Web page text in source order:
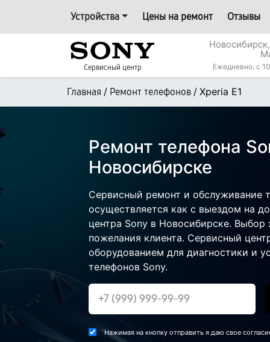
Устройства Цены на ремонт Отзывы
Сервисный центр Ежедневно, с
Главная / Ремонт телефонов / Xperia E1
Ремонт телефона
Новосибирске
Сервисный ремонт и обслуживание
осуществляется как с выездом на
центра Sony в Новосибирске. Выбор
пожелания клиента. Сервисный
оборудованием для диагностики и
телефонов Sony.
Нажимая на кнопку отправить я даю свое